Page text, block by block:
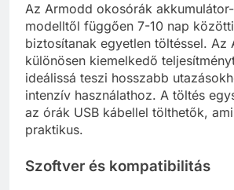
Az Armodd okosórák
modelltől függően 7-10 nap
biztosítanak egyetlen töltéssel. Az
különösen kiemelkedő
ideálissá teszi hosszabb
intenzív használathoz. A töltés
az órák USB kábellel tölthetők,
praktikus.
Szoftver és kompatibilitás